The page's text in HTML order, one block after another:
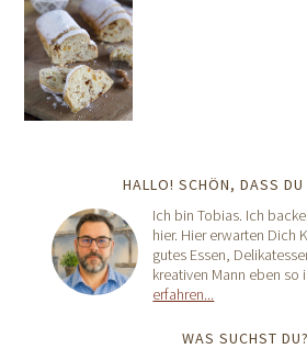
HALLO! SCHÖN, DASS DU
Ich bin Tobias. Ich
hier. Hier erwarten Dich
gutes Essen,
kreativen Mann eben so
erfahren...
WAS SUCHST DU?